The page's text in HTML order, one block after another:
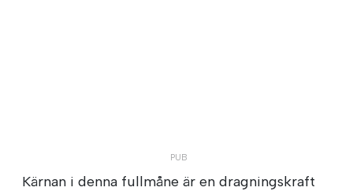
Kärnan i denna fullmåne är en dragningskraft